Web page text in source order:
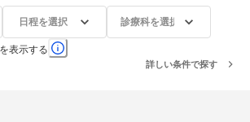
日程を選択 診療科を選択
表示する
詳しい条件で探す